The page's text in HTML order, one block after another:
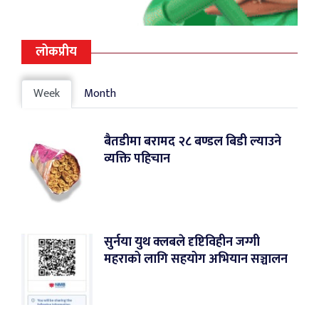
लोकप्रीय
Week Month
बैतडीमा बरामद २८ बण्डल बिडी ल्याउने
व्यक्ति पहिचान
सुर्नया युथ क्लबले दृष्टिविहीन जग्गी
महराको लागि सहयोग अभियान सञ्चालन